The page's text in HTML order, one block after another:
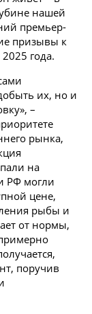
нашей
премьер-
призывы к
года.
их, но и
–
рынка,
на
РФ могли
цене,
рыбы и
от нормы,
поручив